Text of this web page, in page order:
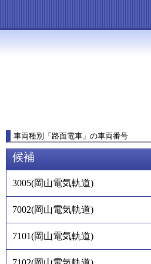
車両種別 「 路面電車 」 の車両番号
候補
3005(岡山電気軌道)
7002(岡山電気軌道)
7101(岡山電気軌道)